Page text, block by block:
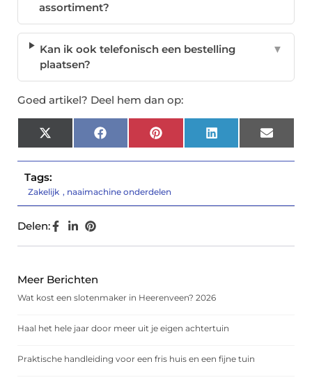
assortiment?
Kan ik ook telefonisch een bestelling
plaatsen?
▼
Goed artikel? Deel hem dan op:
X
(Twitter)
FacebookPinterest LinkedIn Email
Tags:
Zakelijk , naaimachine onderdelen
Delen:
Meer Berichten
Wat kost een slotenmaker in Heerenveen? 2026
Haal het hele jaar door meer uit je eigen achtertuin
Praktische handleiding voor een fris huis en een fijne tuin